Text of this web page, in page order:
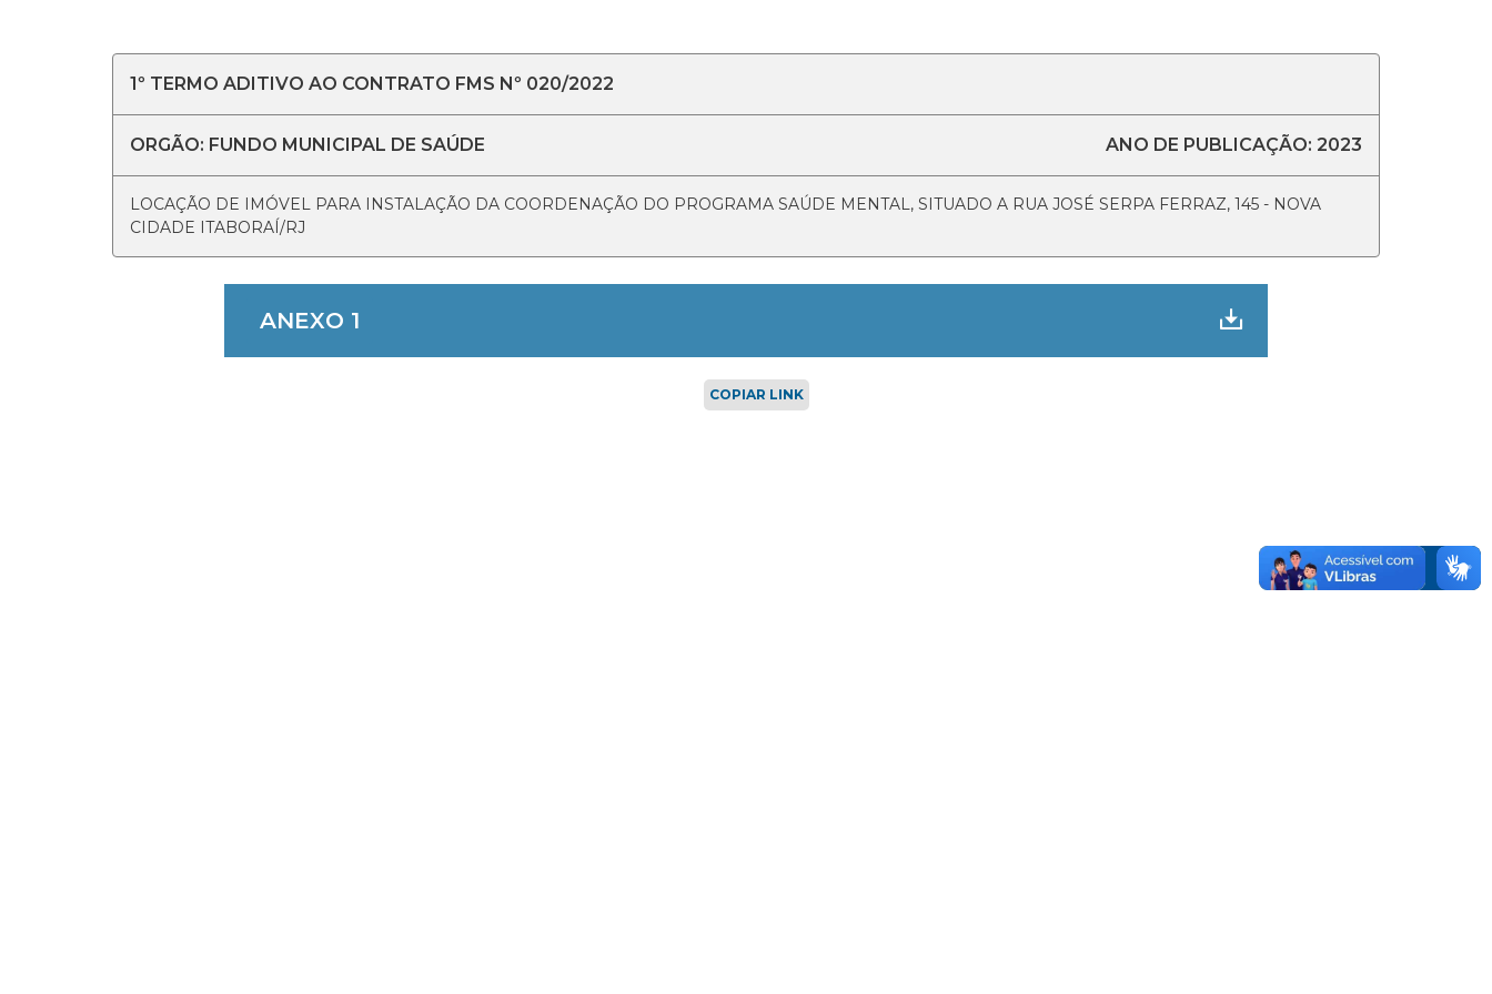
1º TERMO ADITIVO AO CONTRATO FMS Nº 020/2022
ORGÃO: FUNDO MUNICIPAL DE SAÚDE ANO DE PUBLICAÇÃO: 2023
LOCAÇÃO DE IMÓVEL PARA INSTALAÇÃO DA COORDENAÇÃO DO PROGRAMA SAÚDE MENTAL, SITUADO A RUA JOSÉ SERPA FERRAZ, 145 - NOVA
CIDADE ITABORAÍ/RJ
ANEXO 1
COPIAR LINK